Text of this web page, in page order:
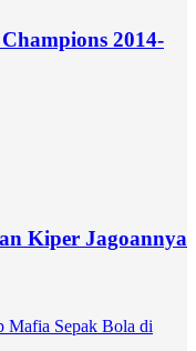
2014-
Kiper Jagoannya